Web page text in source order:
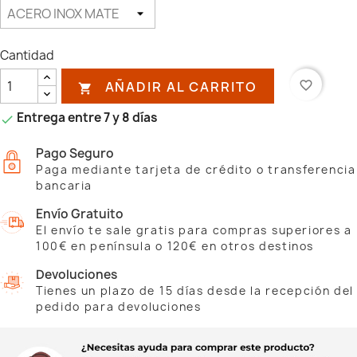
Cantidad
 AÑADIR AL CARRITO favorite_border
 Entrega entre 7 y 8 días
Pago Seguro
Paga mediante tarjeta de crédito o transferencia
bancaria
Envío Gratuito
El envío te sale gratis para compras superiores a
100€ en península o 120€ en otros destinos
Devoluciones
Tienes un plazo de 15 días desde la recepción del
pedido para devoluciones